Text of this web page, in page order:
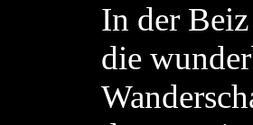
In der
die